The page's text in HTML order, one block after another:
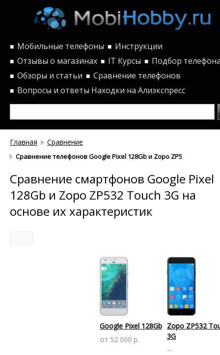
■ Мобильные телефоны ■ Инструкции
■ Отзывы о магазинах ■ IT Курсы ■ Подбор
■ Обзоры и статьи ■ Сравнение телефонов
■ Вопросы и ответы Находки на Алиэкспресс
Главная Сравнение
Сравнение телефонов Google Pixel 128Gb и Zopo ZP532 Touch
Сравнение смартфонов Google Pixel
128Gb и Zopo ZP532 Touch 3G на
основе их характеристик
Google Pixel 128Gb
от 52 000 р.
Zopo ZP532
3G
--